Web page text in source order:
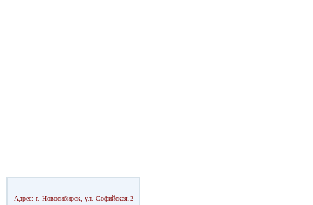
Адрес: г. Новосибирск, ул. Софийская,2